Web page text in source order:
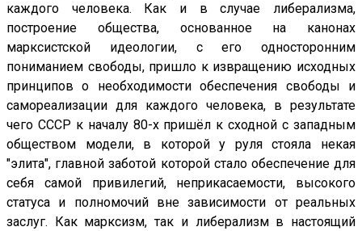
каждого человека. Как и в случае либерализма,
построение общества, основанное на канонах
марксистской идеологии, с его односторонним
пониманием свободы, пришло к извращению исходных
принципов о необходимости обеспечения свободы и
самореализации для каждого человека, в результате
чего СССР к началу 80-х пришёл к сходной с западным
обществом модели, в которой у руля стояла некая
"элита", главной заботой которой стало обеспечение для
себя самой привилегий, неприкасаемости, высокого
статуса и полномочий вне зависимости от реальных
заслуг. Как марксизм, так и либерализм в настоящий